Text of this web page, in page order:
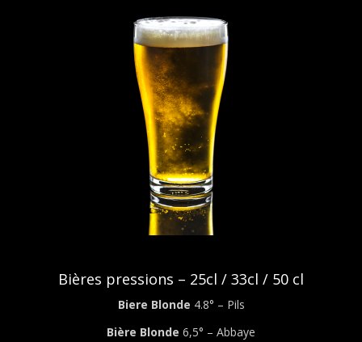
Bières pressions – 25cl / 33cl / 50 cl
Biere Blonde 4.8° – Pils
Bière Blonde 6,5° – Abbaye